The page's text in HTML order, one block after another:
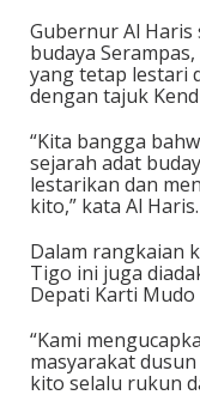
Gubernur Al
budaya
yang tetap lestari
dengan tajuk
“Kita bangga
sejarah adat
lestarikan dan
kito,” kata Al Haris.
Dalam rangkaian
Tigo ini juga
Depati Karti
“Kami
masyarakat
kito selalu rukun